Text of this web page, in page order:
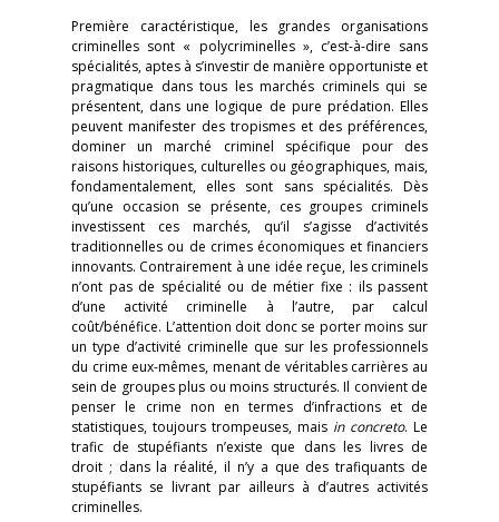
Première caractéristique, les grandes organisations
criminelles sont « polycriminelles », c’est-à-dire sans
spécialités, aptes à s’investir de manière opportuniste et
pragmatique dans tous les marchés criminels qui se
présentent, dans une logique de pure prédation. Elles
peuvent manifester des tropismes et des préférences,
dominer un marché criminel spécifique pour des
raisons historiques, culturelles ou géographiques, mais,
fondamentalement, elles sont sans spécialités. Dès
qu’une occasion se présente, ces groupes criminels
investissent ces marchés, qu’il s’agisse d’activités
traditionnelles ou de crimes économiques et financiers
innovants. Contrairement à une idée reçue, les criminels
n’ont pas de spécialité ou de métier fixe : ils passent
d’une activité criminelle à l’autre, par calcul
coût/bénéfice. L’attention doit donc se porter moins sur
un type d’activité criminelle que sur les professionnels
du crime eux-mêmes, menant de véritables carrières au
sein de groupes plus ou moins structurés. Il convient de
penser le crime non en termes d’infractions et de
statistiques, toujours trompeuses, mais in concreto. Le
trafic de stupéfiants n’existe que dans les livres de
droit ; dans la réalité, il n’y a que des trafiquants de
stupéfiants se livrant par ailleurs à d’autres activités
criminelles.